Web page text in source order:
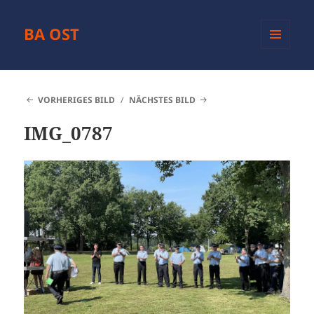
BA OST
VORHERIGES BILD
NÄCHSTES BILD
IMG_0787